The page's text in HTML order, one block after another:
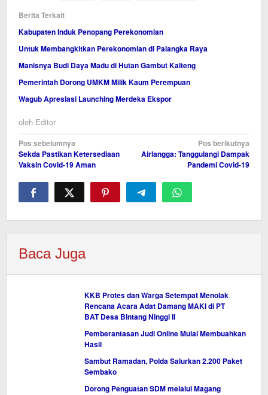
Berita Terkait
Kabupaten Induk Penopang Perekonomian
Untuk Membangkitkan Perekonomian di Palangka Raya
Manisnya Budi Daya Madu di Hutan Gambut Kalteng
Pemerintah Dorong UMKM Milik Kaum Perempuan
Wagub Apresiasi Launching Merdeka Ekspor
oleh Editor
Navigasi
pos
Pos sebelumnya
Sekda Pastikan Ketersediaan
Vaksin Covid-19 Aman
Pos berikutnya
Airlangga: Tanggulangi Dampak
Pandemi Covid-19
Baca Juga
KKB Protes dan Warga Setempat Menolak
Rencana Acara Adat Damang MAKI di PT
BAT Desa Bintang Ninggi II
Pemberantasan Judi Online Mulai Membuahkan
Hasil
Sambut Ramadan, Polda Salurkan 2.200 Paket
Sembako
Dorong Penguatan SDM melalui Magang